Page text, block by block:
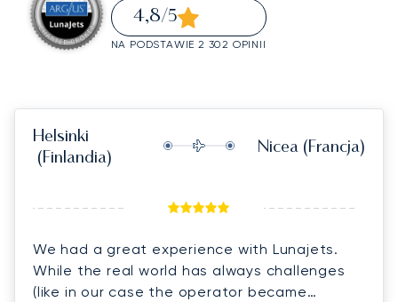
4,8/5
NA PODSTAWIE 2 302 OPINII
Helsinki
(Finlandia)
Nicea (Francja)
We had a great experience with Lunajets.
While the real world has always challenges
(like in our case the operator became